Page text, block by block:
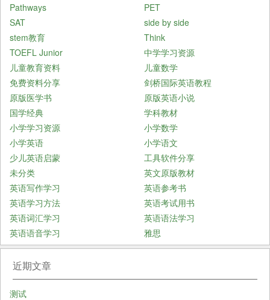
Pathways
PET
SAT
side by side
stem教育
Think
TOEFL Junior
中学学习资源
儿童教育资料
儿童数学
免费资料分享
剑桥国际英语教程
原版医学书
原版英语小说
国学经典
学科教材
小学学习资源
小学数学
小学英语
小学语文
少儿英语启蒙
工具软件分享
未分类
英文原版教材
英语写作学习
英语参考书
英语学习方法
英语考试用书
英语词汇学习
英语语法学习
英语语音学习
雅思
近期文章
测试